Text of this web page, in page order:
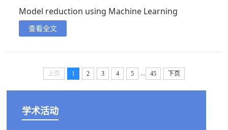
Model reduction using Machine Learning
查看全文
上页 1 2 3 4 5 ... 45 下页
学术活动